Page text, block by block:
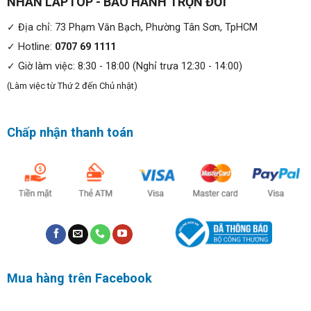
phần mềm trọn đời, bao test đổi trả trong 30 ngày đầu
nên khách hàng yên tâm khi mua hàng.
Mỏng nhẹ và tinh tế:
có tính di động rất cao. Viền màn hình vát kim cương
✓ Địa chỉ: 73 Phạm Văn Bạch, Phường Tân Sơn, TpHCM
✓ Hotline: 0707 69 1111
✓ Giờ làm việc: 8:30 - 18:00 (Nghỉ trưa 12:30 - 14:00)
(Làm việc từ Thứ 2 đến Chủ nhật)
Chấp nhận thanh toán
Mua hàng trên Facebook